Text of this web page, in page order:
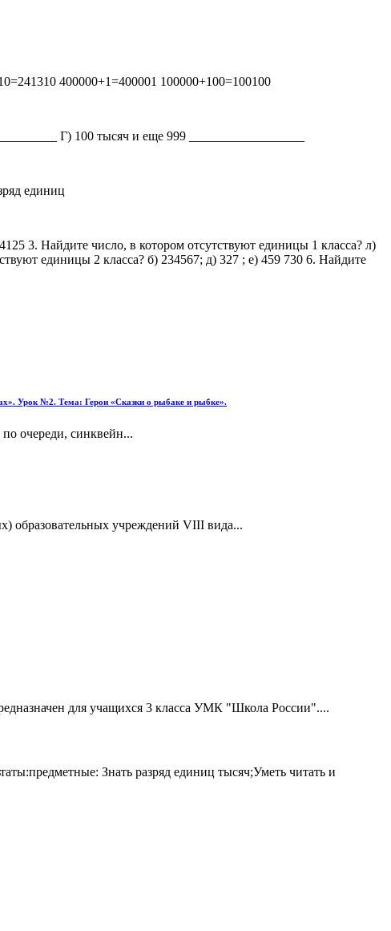
400000+1=400001 100000+100=100100
Г) 100 тысяч и еще 999 __________________
единиц
3. Найдите число, в котором отсутствуют единицы 1 класса? л)
единицы 2 класса? б) 234567; д) 327 ; е) 459 730 6. Найдите
Урок №2. Тема: Герои «Сказки о рыбаке и рыбке».
очереди, синквейн...
образовательных учреждений VIII вида...
для учащихся 3 класса УМК "Школа России"....
Знать разряд единиц тысяч;Уметь читать и